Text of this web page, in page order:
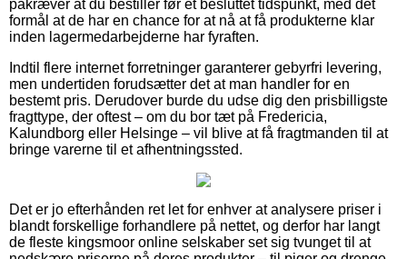
påkræver at du bestiller før et besluttet tidspunkt, med det
formål at de har en chance for at nå at få produkterne klar
inden lagermedarbejderne har fyraften.
Indtil flere internet forretninger garanterer gebyrfri levering,
men undertiden forudsætter det at man handler for en
bestemt pris. Derudover burde du udse dig den prisbilligste
fragttype, der oftest – om du bor tæt på Fredericia,
Kalundborg eller Helsinge – vil blive at få fragtmanden til at
bringe varerne til et afhentningssted.
Det er jo efterhånden ret let for enhver at analysere priser i
blandt forskellige forhandlere på nettet, og derfor har langt
de fleste kingsmoor online selskaber set sig tvunget til at